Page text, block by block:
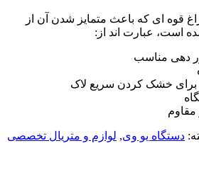
قوه ای که باعث متمایز شدن آن از
است، عبارت اند از:
دهی مناسب
مقاوم
دستگاه یو وی, لوازم و متریال تخصصی